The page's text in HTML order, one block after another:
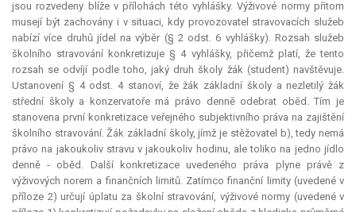
jsou rozvedeny blíže v přílohách této vyhlášky. Výživové normy přitom
musejí být zachovány i v situaci, kdy provozovatel stravovacích služeb
nabízí více druhů jídel na výběr (§ 2 odst. 6 vyhlášky). Rozsah služeb
školního stravování konkretizuje § 4 vyhlášky, přičemž platí, že tento
rozsah se odvíjí podle toho, jaký druh školy žák (student) navštěvuje.
Ustanovení § 4 odst. 4 stanoví, že žák základní školy a nezletilý žák
střední školy a konzervatoře má právo denně odebrat oběd. Tím je
stanovena první konkretizace veřejného subjektivního práva na zajištění
školního stravování. Žák základní školy, jímž je stěžovatel b), tedy nemá
právo na jakoukoliv stravu v jakoukoliv hodinu, ale toliko na jedno jídlo
denně - oběd. Další konkretizace uvedeného práva plyne právě z
výživových norem a finančních limitů. Zatímco finanční limity (uvedené v
příloze 2) určují úplatu za školní stravování, výživové normy (uvedené v